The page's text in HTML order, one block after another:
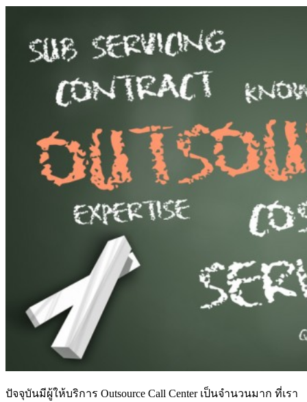
ปัจจุบันมีผู้ให้บริการ Outsource Call Center เป็นจำนวนมาก ที่เรา